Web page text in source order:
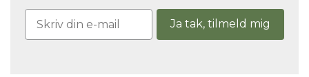
Ja tak, tilmeld mig